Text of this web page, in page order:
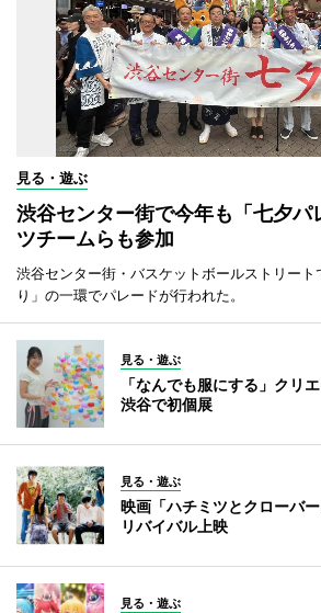
見る・遊ぶ
渋谷センター街で今年も「七夕
ツチームらも参加
渋谷センター街・バスケットボールストリー
り」の一環でパレードが行われた。
見る・遊ぶ
「なんでも服にする」クリ
渋谷で初個展
見る・遊ぶ
映画「ハチミツとクローバ
リバイバル上映
見る・遊ぶ